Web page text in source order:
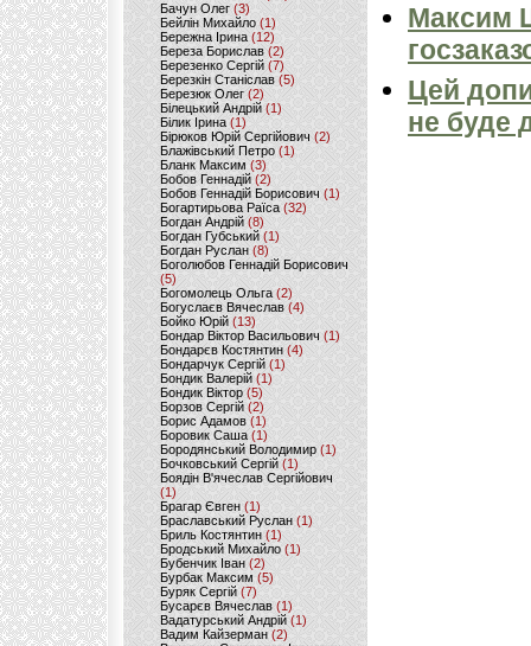
Бачун Олег (3)
Бейлін Михайло (1)
Бережна Ірина(12)
Береза Борислав(2)
Березенко Сергій (7)
Березкін Станіслав (5)
Березюк Олег(2)
Білецький Андрій (1)
Білик Ірина (1)
Бірюков Юрій Сергійович (2)
Блажівський Петро (1)
Бланк Максим(3)
Бобов Геннадій (2)
Бобов Геннадій Борисович (1)
Богартирьова Раїса (32)
Богдан Андрій(8)
Богдан Губський (1)
Богдан Руслан(8)
Боголюбов Геннадій Борисович
(5)
Богомолець Ольга (2)
Богуслаєв Вячеслав (4)
Бойко Юрій (13)
Бондар Віктор Васильович (1)
Бондарєв Костянтин (4)
Бондарчук Сергій(1)
Бондик Валерій (1)
Бондик Віктор(5)
Борзов Сергiй (2)
Борис Адамов(1)
Боровик Саша (1)
Бородянський Володимир (1)
Бочковський Сергій (1)
Боядін В'ячеслав Сергійович
(1)
Брагар Євген (1)
Браславський Руслан (1)
Бриль Костянтин (1)
Бродський Михайло (1)
Бубенчик Іван(2)
Бурбак Максим (5)
Буряк Сергій (7)
Бусарєв Вячеслав (1)
Вадатурський Андрій (1)
Вадим Кайзерман (2)
Максим
Цей
не буде